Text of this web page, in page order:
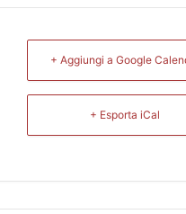
+ Aggiungi a Google
+ Esporta iCal